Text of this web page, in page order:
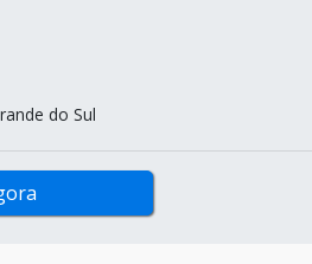
do Sul